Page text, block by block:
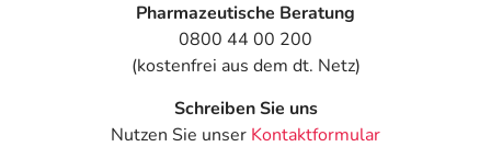
Pharmazeutische Beratung
0800 44 00 200
(kostenfrei aus dem dt. Netz)
Schreiben Sie uns
Nutzen Sie unser Kontaktformular